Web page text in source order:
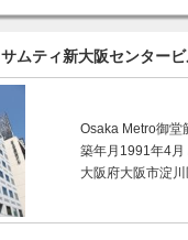
サムティ新大阪センター
Osaka Metro御堂
築年月1991年4月
大阪府大阪市淀川